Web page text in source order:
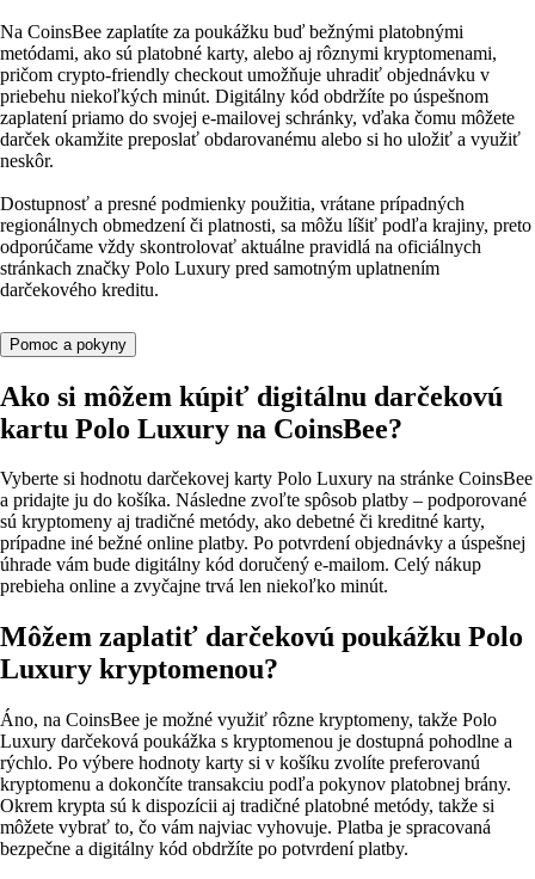
Na CoinsBee zaplatíte za poukážku buď bežnými platobnými
metódami, ako sú platobné karty, alebo aj rôznymi kryptomenami,
pričom crypto‑friendly checkout umožňuje uhradiť objednávku v
priebehu niekoľkých minút. Digitálny kód obdržíte po úspešnom
zaplatení priamo do svojej e‑mailovej schránky, vďaka čomu môžete
darček okamžite preposlať obdarovanému alebo si ho uložiť a využiť
neskôr.
Dostupnosť a presné podmienky použitia, vrátane prípadných
regionálnych obmedzení či platnosti, sa môžu líšiť podľa krajiny, preto
odporúčame vždy skontrolovať aktuálne pravidlá na oficiálnych
stránkach značky Polo Luxury pred samotným uplatnením
darčekového kreditu.
Pomoc a pokyny
Ako si môžem kúpiť digitálnu darčekovú
kartu Polo Luxury na CoinsBee?
Vyberte si hodnotu darčekovej karty Polo Luxury na stránke CoinsBee
a pridajte ju do košíka. Následne zvoľte spôsob platby – podporované
sú kryptomeny aj tradičné metódy, ako debetné či kreditné karty,
prípadne iné bežné online platby. Po potvrdení objednávky a úspešnej
úhrade vám bude digitálny kód doručený e‑mailom. Celý nákup
prebieha online a zvyčajne trvá len niekoľko minút.
Môžem zaplatiť darčekovú poukážku Polo
Luxury kryptomenou?
Áno, na CoinsBee je možné využiť rôzne kryptomeny, takže Polo
Luxury darčeková poukážka s kryptomenou je dostupná pohodlne a
rýchlo. Po výbere hodnoty karty si v košíku zvolíte preferovanú
kryptomenu a dokončíte transakciu podľa pokynov platobnej brány.
Okrem krypta sú k dispozícii aj tradičné platobné metódy, takže si
môžete vybrať to, čo vám najviac vyhovuje. Platba je spracovaná
bezpečne a digitálny kód obdržíte po potvrdení platby.